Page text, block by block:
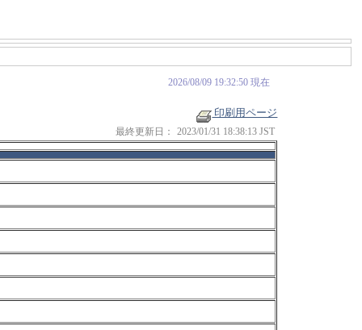
2026/08/09 19:32:50 現在
印刷用ページ
最終更新日： 2023/01/31 18:38:13 JST